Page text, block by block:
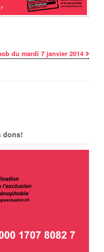
du mardi 7 janvier 2014
dons!